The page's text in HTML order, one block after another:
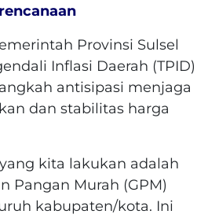
Provinsi Sulsel
Inflasi Daerah (TPID)
antisipasi menjaga
dan stabilitas harga
kita lakukan adalah
Pangan Murah (GPM)
kabupaten/kota. Ini